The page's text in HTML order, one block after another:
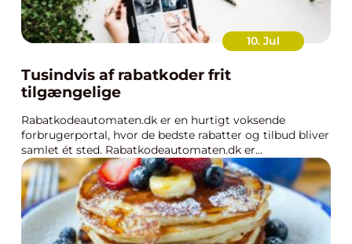
10. Jul
Tusindvis af rabatkoder frit
tilgængelige
Rabatkodeautomaten.dk er en hurtigt voksende
forbrugerportal, hvor de bedste rabatter og tilbud bliver
samlet ét sted. Rabatkodeautomaten.dk er...